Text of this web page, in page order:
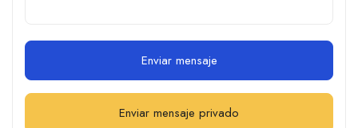
Enviar mensaje
Enviar mensaje privado